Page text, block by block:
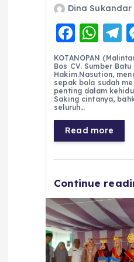
Dina Sukandar
F
a
c
e
b
o
o
k
W
h
a
ts
A
p
p
T
e
g
r
a
m
KOTANOPAN
Bos CV. Sumber
Hakim.Nasution,
sepak bola sudah
penting dalam
Saking cintanya,
seluruh…
Read more
Continue